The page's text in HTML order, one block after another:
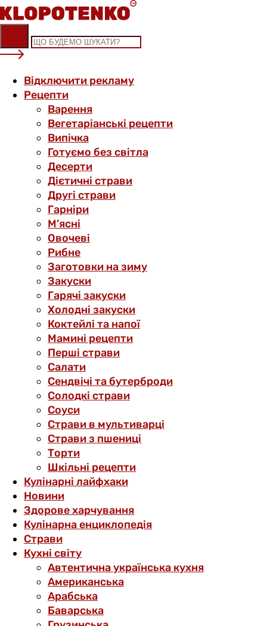
Skip
to
content
Відключити рекламу
Рецепти
Варення
Вегетаріанські рецепти
Випічка
Готуємо без світла
Десерти
Дієтичні страви
Другі страви
Гарніри
М’ясні
Овочеві
Рибне
Заготовки на зиму
Закуски
Гарячі закуски
Холодні закуски
Коктейлі та напої
Мамині рецепти
Перші страви
Салати
Сендвічі та бутерброди
Солодкі страви
Соуси
Страви в мультиварці
Страви з пшениці
Торти
Шкільні рецепти
Кулінарні лайфхаки
Новини
Здорове харчування
Кулінарна енциклопедія
Страви
Кухні світу
Автентична українська кухня
Американська
Арабська
Баварська